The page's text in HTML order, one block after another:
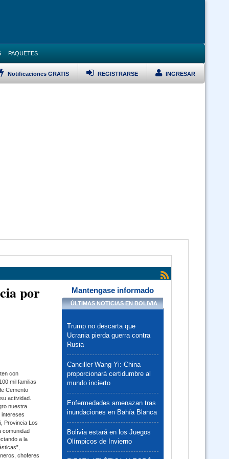
LISTAR TODOS LOS CURSOS
1171 Uso y Manejo Racional de Quemas en Bolivia (Virtual 24/7)
Curso Ley 1700 Ley Forestal (Virtual 24/7)
Curso Ley 1333 Ley de Medio Ambiente (Virtual 24/7)
3 Cursos Ley 1333 - Ley 1700 y Ley 1171 (Virtual)
Salud Pública Ley 1152 SUS, Ley 3131 y SAFCI (Virtual Asincrónico)
Curso Derechos Humanos (Virtual Asincronico)
de las familias y del proceso familiar (Virtual Asincrónico 24/7)
PAQUETES
INGRESAR
REGISTRARSE
Notificaciones GRATIS
por
con
mil familias
Cemento
actividad.
nuestra
intereses
Provincia Los
comunidad
a la
choferes
Mantengase informado
ÚLTIMAS NOTICIAS EN BOLIVIA
Trump no descarta que
Ucrania pierda guerra contra
Rusia
Canciller Wang Yi: China
proporcionará certidumbre al
mundo incierto
Enfermedades amenazan tras
inundaciones en Bahía Blanca
Bolivia estará en los Juegos
Olímpicos de Invierno